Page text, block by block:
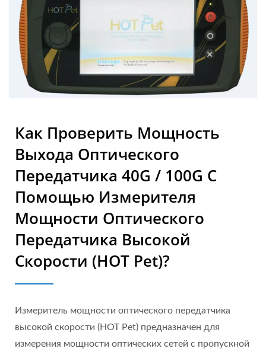
Трансиверы В
Инфраструктурах 5G
Как Проверить Мощность
Выхода Оптического
Передатчика 40G / 100G С
Помощью Измерителя
Мощности Оптического
Передатчика Высокой
Скорости (HOT Pet)?
Измеритель мощности оптического передатчика
высокой скорости (HOT Pet) предназначен для
измерения мощности оптических сетей с пропускной